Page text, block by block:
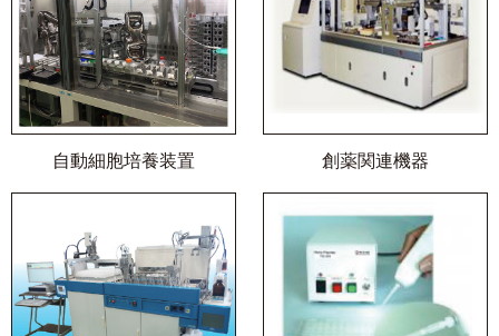
自動細胞培養装置 創薬関連機器